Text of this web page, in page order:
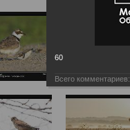
60
Всего комментариев: